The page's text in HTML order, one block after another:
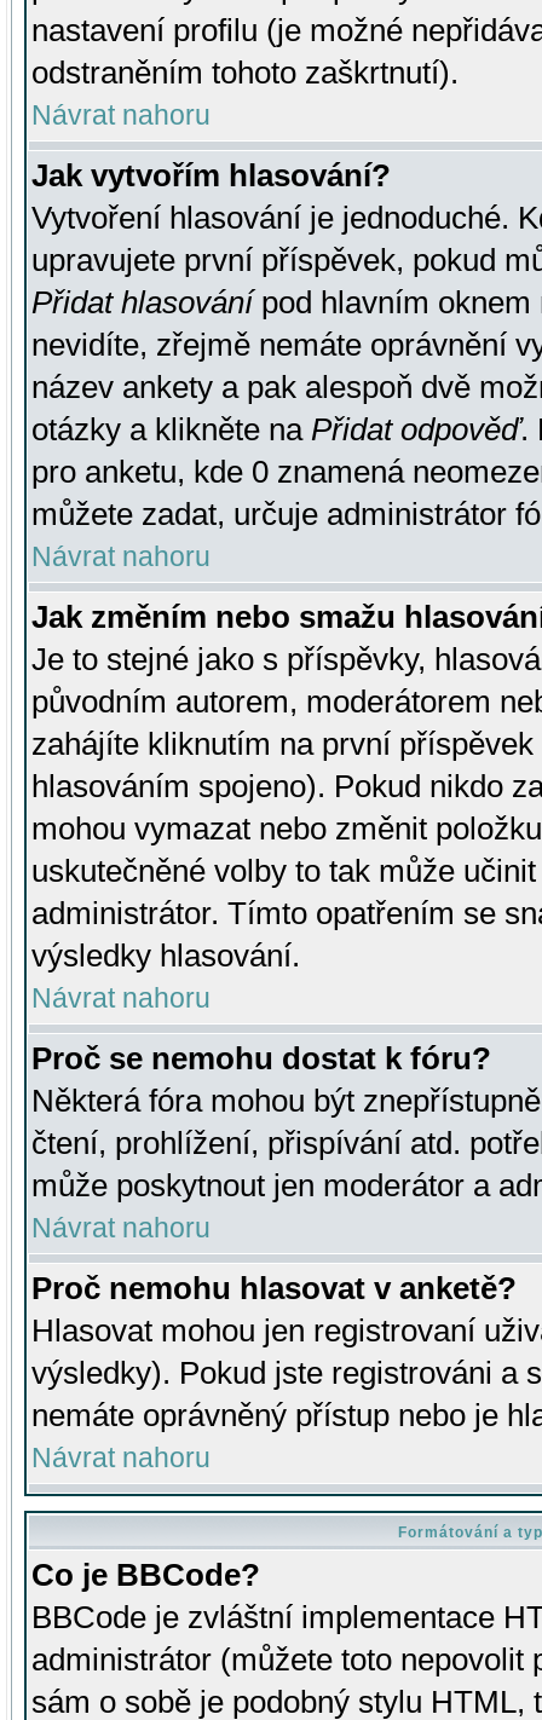
nastavení profilu (je možné
odstraněním tohoto zaškrtnutí).
Návrat nahoru
Jak vytvořím hlasování?
Vytvoření hlasování je jednoduché.
upravujete první příspěvek, pokud
Přidat hlasovánípod hlavním oknem
nevidíte, zřejmě nemáte oprávnění
název ankety a pak alespoň dvě
otázky a klikněte na Přidat odpověď.
pro anketu, kde 0 znamená
můžete zadat, určuje administrátor
Návrat nahoru
Jak změním nebo smažu
Je to stejné jako s příspěvky,
původním autorem, moderátorem
zahájíte kliknutím na první
hlasováním spojeno). Pokud nikdo
mohou vymazat nebo změnit
uskutečněné volby to tak může
administrátor. Tímto opatřením se
výsledky hlasování.
Návrat nahoru
Proč se nemohu dostat k fóru?
Některá fóra mohou být
čtení, prohlížení, přispívání atd.
může poskytnout jen moderátor a
Návrat nahoru
Proč nemohu hlasovat v anketě?
Hlasovat mohou jen registrovaní
výsledky). Pokud jste registrováni a
nemáte oprávněný přístup nebo je
Návrat nahoru
Formátování a
Co je BBCode?
BBCode je zvláštní implementace
administrátor (můžete toto
sám o sobě je podobný stylu HTML,